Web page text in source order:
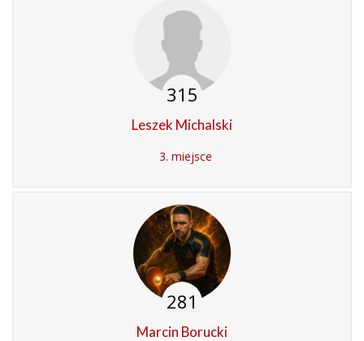
315
Leszek Michalski
3. miejsce
281
Marcin Borucki